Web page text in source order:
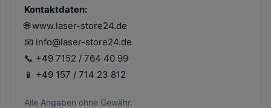
Kontaktdaten:
🌐 www.laser-store24.de
📧 info@laser-store24.de
📞 +49 7152 / 764 40 99
📱 +49 157 / 714 23 812
Alle Angaben ohne Gewähr.